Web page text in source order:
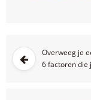
Overweeg je
6 factoren die